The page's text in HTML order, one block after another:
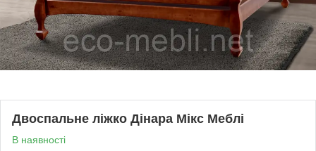
Двоспальне ліжко Дінара Мікс Меблі
В наявності